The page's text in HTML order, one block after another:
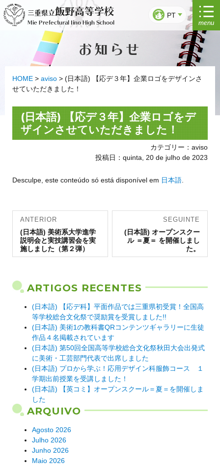
Saltar
para
三重県立飯野高等学校
Mie Prefectural Iino High School
PT
menu
お知らせ
HOME > aviso > (日本語) 【応デ３年】企業ロゴをデザインさ
せていただきました！
(日本語) 【応デ３年】企業ロゴをデ
ザインさせていただきました！
カテゴリー：aviso
投稿日：quinta, 20 de julho de 2023
Desculpe, este conteúdo só está disponível em 日本語
Navegação
de artigos
ANTERIOR
Artigo
anterior:
(日本語) 美術系大学進学
説明会と実技講習会を実
施しました（第２弾）
SEGUINTE
Artigo
seguinte:
(日本語) オープンスクー
ル ＝夏＝ を開催しまし
た。
ARTIGOS RECENTES
(日本語) 【応デ科】平面作品では三重県初受賞！全国高
等学校総合文化祭で奨励賞を受賞しました!!
(日本語) 美術1の教科書QRコンテンツギャラリーに生徒
作品４名掲載されています
(日本語) 第50回全国高等学校総合文化祭秋田大会出発式
に美術・工芸部門代表で出席しました
(日本語) プロから学ぶ！応用デザイン科服飾コース １
学期出前授業を受講しました！
(日本語) 【英コミ】オープンスクール＝夏＝を開催しま
した
ARQUIVO
Agosto 2026
Julho 2026
Junho 2026
Maio 2026